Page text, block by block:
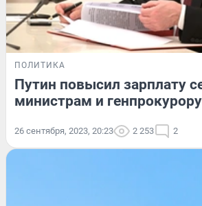
ПОЛИТИКА
Путин повысил зарплату
министрам и генпрокурору
26 сентября, 2023, 20:23 2 253 2